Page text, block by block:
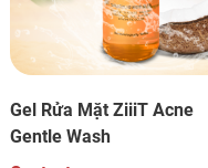
Gel Rửa Mặt ZiiiT Acne
Gentle Wash